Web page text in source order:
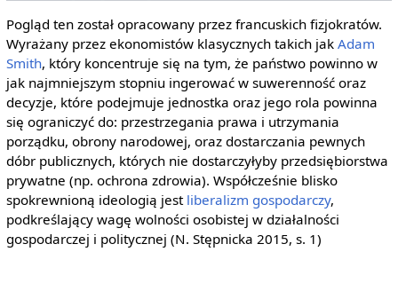
Pogląd ten został opracowany przez francuskich fizjokratów.
Wyrażany przez ekonomistów klasycznych takich jak Adam
Smith, który koncentruje się na tym, że państwo powinno w
jak najmniejszym stopniu ingerować w suwerenność oraz
decyzje, które podejmuje jednostka oraz jego rola powinna
się ograniczyć do: przestrzegania prawa i utrzymania
porządku, obrony narodowej, oraz dostarczania pewnych
dóbr publicznych, których nie dostarczyłyby przedsiębiorstwa
prywatne (np. ochrona zdrowia). Współcześnie blisko
spokrewnioną ideologią jest liberalizm gospodarczy,
podkreślający wagę wolności osobistej w działalności
gospodarczej i politycznej (N. Stępnicka 2015, s. 1)